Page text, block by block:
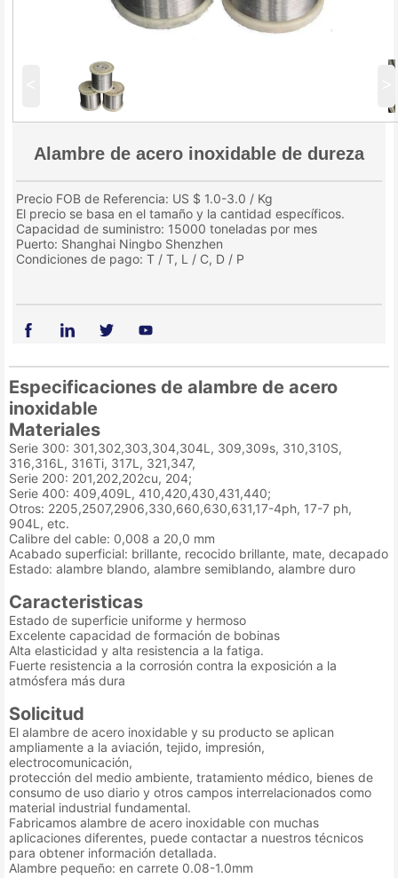
Alambre de acero inoxidable de dureza
Precio FOB de Referencia: US $ 1.0-3.0 / Kg
El precio se basa en el tamaño y la cantidad específicos.
Capacidad de suministro: 15000 toneladas por mes
Puerto: Shanghai Ningbo Shenzhen
Condiciones de pago: T / T, L / C, D / P
Especificaciones de alambre de acero
inoxidable
Materiales
Serie 300: 301,302,303,304,304L, 309,309s, 310,310S,
316,316L, 316Ti, 317L, 321,347,
Serie 200: 201,202,202cu, 204;
Serie 400: 409,409L, 410,420,430,431,440;
Otros: 2205,2507,2906,330,660,630,631,17-4ph, 17-7 ph,
904L, etc.
Calibre del cable: 0,008 a 20,0 mm
Acabado superficial: brillante, recocido brillante, mate, decapado
Estado: alambre blando, alambre semiblando, alambre duro
Caracteristicas
Estado de superficie uniforme y hermoso
Excelente capacidad de formación de bobinas
Alta elasticidad y alta resistencia a la fatiga.
Fuerte resistencia a la corrosión contra la exposición a la
atmósfera más dura
Solicitud
El alambre de acero inoxidable y su producto se aplican
ampliamente a la aviación, tejido, impresión,
electrocomunicación,
protección del medio ambiente, tratamiento médico, bienes de
consumo de uso diario y otros campos interrelacionados como
material industrial fundamental.
Fabricamos alambre de acero inoxidable con muchas
aplicaciones diferentes, puede contactar a nuestros técnicos
para obtener información detallada.
Alambre pequeño: en carrete 0.08-1.0mm